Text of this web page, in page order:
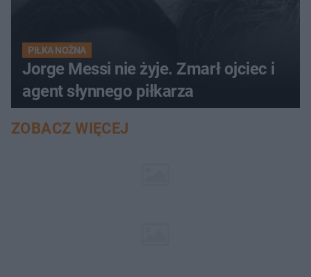
PIŁKA NOŻNA
Jorge Messi nie żyje. Zmarł ojciec i
agent słynnego piłkarza
ZOBACZ WIĘCEJ